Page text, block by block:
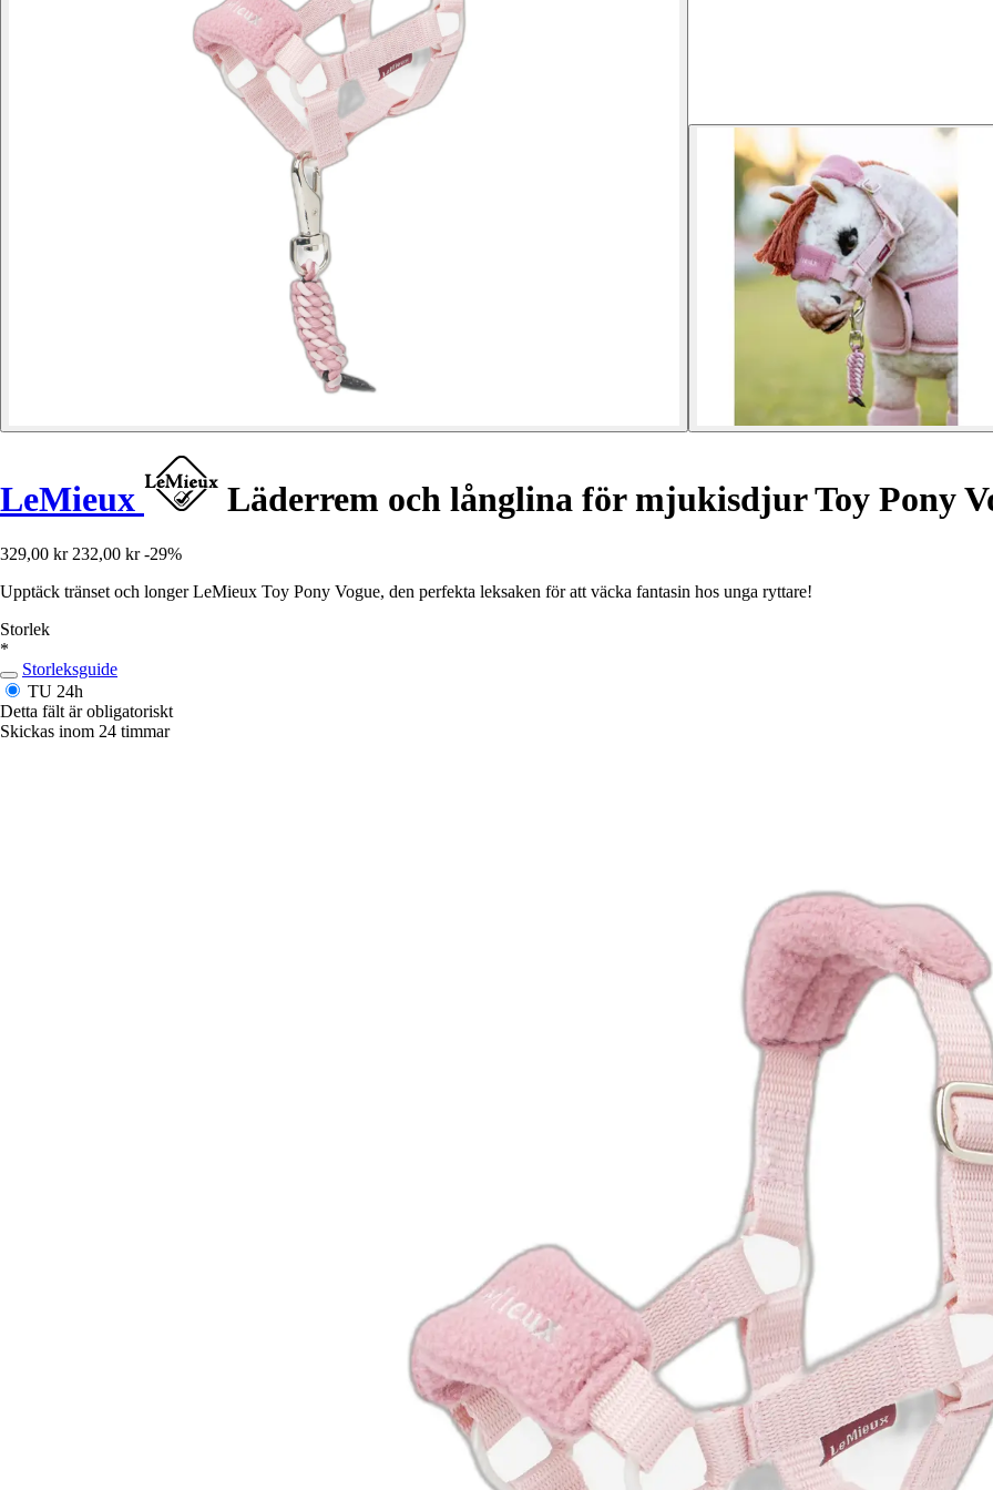
LeMieux Läderrem och långlina för mjukisdjur Toy Pony
329,00 kr 232,00 kr -29%
Upptäck tränset och longer LeMieux Toy Pony Vogue, den perfekta leksaken för att väcka fantasin hos unga ryttare!
Storlek
*
Storleksguide
TU 24h
Detta fält är obligatoriskt
Skickas inom 24 timmar